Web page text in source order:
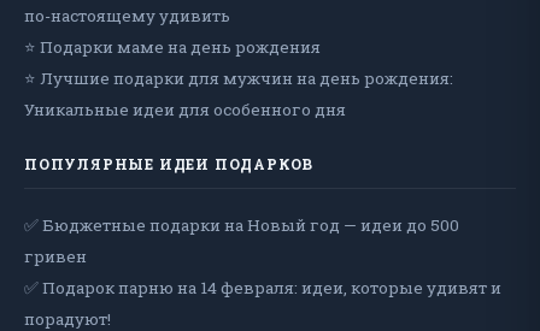
по-настоящему удивить
⭐ Подарки маме на день рождения
⭐ Лучшие подарки для мужчин на день рождения:
Уникальные идеи для особенного дня
ПОПУЛЯРНЫЕ ИДЕИ ПОДАРКОВ
✅ Бюджетные подарки на Новый год — идеи до 500
гривен
✅ Подарок парню на 14 февраля: идеи, которые удивят и
порадуют!